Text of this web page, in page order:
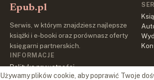
Epub.pl
Serwis, w którym znajdziesz najlepsze
książki i e-booki oraz porównasz oferty
księgarni partnerskich.
INFORMACJE
Polityka prywatności
Regulamin
Używamy plików cookie, aby poprawić Twoje